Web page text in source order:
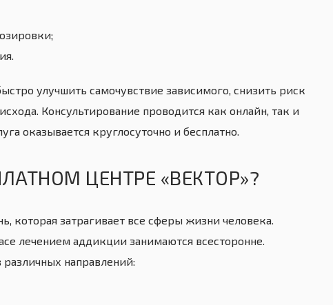
улучшить самочувствие зависимого, снизить риск
Консультирование проводится как онлайн, так и
оказывается круглосуточно и бесплатно.
ЦЕНТРЕ «ВЕКТОР»?
которая затрагивает все сферы жизни человека.
лечением аддикции занимаются всесторонне.
направлений: